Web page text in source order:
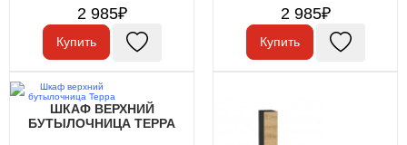
2 985₽
Купить
2 985₽
Купить
ШКАФ ВЕРХНИЙ
БУТЫЛОЧНИЦА ТЕРРА